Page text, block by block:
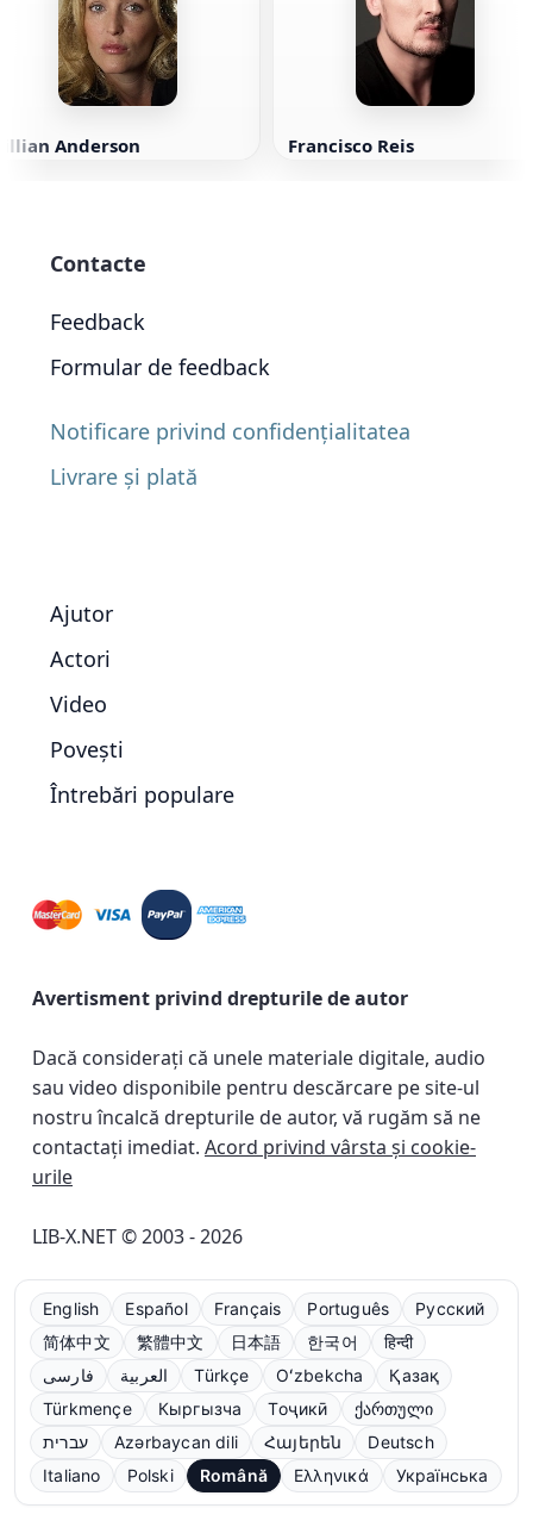
Anderson Francisco Reis
Contacte
Feedback
Formular de feedback
Notificare privind confidențialitatea
Livrare și plată
Ajutor
Actori
Video
Povești
Întrebări populare
Avertisment privind drepturile de autor
Dacă considerați că unele materiale digitale, audio
sau video disponibile pentru descărcare pe site-ul
nostru încalcă drepturile de autor, vă rugăm să ne
contactați imediat. Acord privind vârsta și cookie-
urile
LIB-X.NET © 2003 - 2026
English Español Français Português
Русский
简体中文
繁體中文 日本語 한국어
हिन्दी
فارسی
العربية Türkçe Oʻzbekcha
Қазақ
Türkmençe
Кыргызча Тоҷикӣ
ქართული
עברית
Azərbaycan dili Հայերեն
Deutsch
Italiano
Polski Română Ελληνικά Українська